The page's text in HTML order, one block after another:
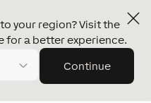
your region? Visit the
for a better experience.
Continue